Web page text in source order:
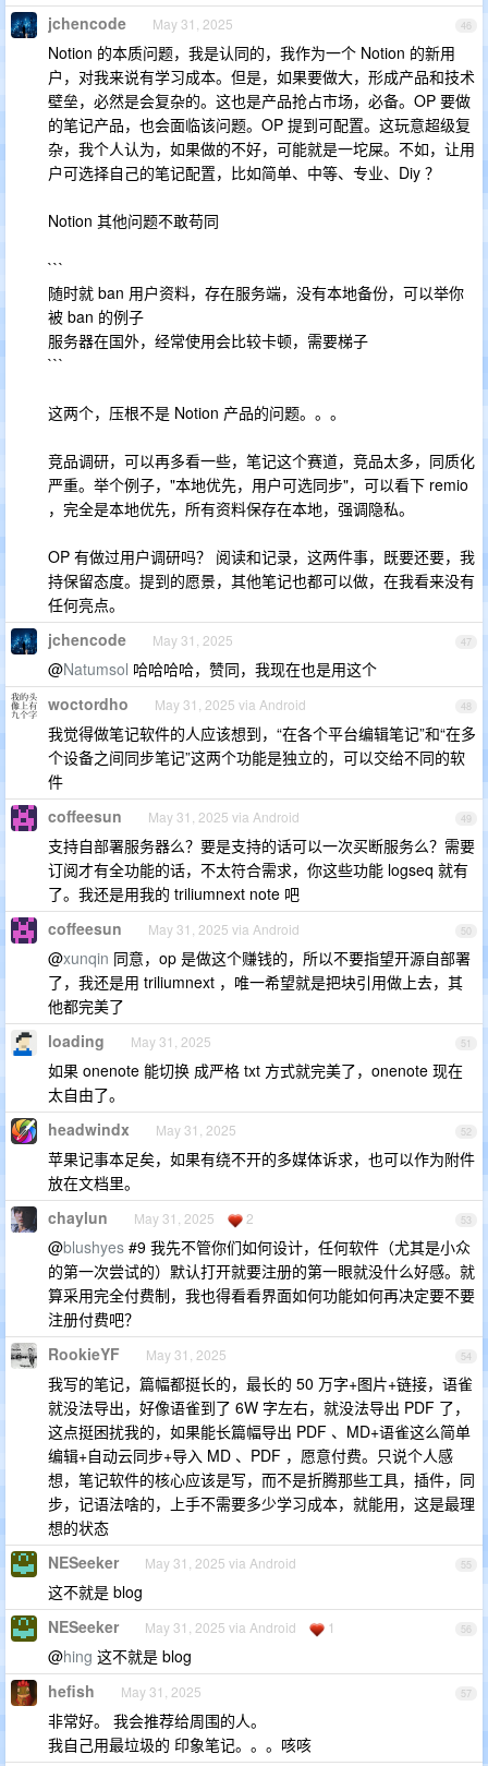
46
jchencode May 31, 2025
Notion 的本质问题，我是认同的，我作为一个 Notion 的新用
户，对我来说有学习成本。但是，如果要做大，形成产品和技术
壁垒，必然是会复杂的。这也是产品抢占市场，必备。OP 要做
的笔记产品，也会面临该问题。OP 提到可配置。这玩意超级复
杂，我个人认为，如果做的不好，可能就是一坨屎。不如，让用
户可选择自己的笔记配置，比如简单、中等、专业、Diy ？
Notion 其他问题不敢苟同
```
随时就 ban 用户资料，存在服务端，没有本地备份，可以举你
被 ban 的例子
服务器在国外，经常使用会比较卡顿，需要梯子
```
这两个，压根不是 Notion 产品的问题。。。
竞品调研，可以再多看一些，笔记这个赛道，竞品太多，同质化
严重。举个例子，"本地优先，用户可选同步"，可以看下 remio
，完全是本地优先，所有资料保存在本地，强调隐私。
OP 有做过用户调研吗？ 阅读和记录，这两件事，既要还要，我
持保留态度。提到的愿景，其他笔记也都可以做，在我看来没有
任何亮点。
47
jchencode May 31, 2025
@Natumsol 哈哈哈哈，赞同，我现在也是用这个
48
woctordho May 31, 2025 via Android
我觉得做笔记软件的人应该想到，“在各个平台编辑笔记”和“在多
个设备之间同步笔记”这两个功能是独立的，可以交给不同的软
件
49
coffeesun May 31, 2025 via Android
支持自部署服务器么？要是支持的话可以一次买断服务么？需要
订阅才有全功能的话，不太符合需求，你这些功能 logseq 就有
了。我还是用我的 triliumnext note 吧
50
coffeesun May 31, 2025 via Android
@xunqin 同意，op 是做这个赚钱的，所以不要指望开源自部署
了，我还是用 triliumnext ，唯一希望就是把块引用做上去，其
他都完美了
51
loading May 31, 2025
如果 onenote 能切换 成严格 txt 方式就完美了，onenote 现在
太自由了。
52
headwindx May 31, 2025
苹果记事本足矣，如果有绕不开的多媒体诉求，也可以作为附件
放在文档里。
53
chaylun May 31, 2025 2
@blushyes #9 我先不管你们如何设计，任何软件（尤其是小众
的第一次尝试的）默认打开就要注册的第一眼就没什么好感。就
算采用完全付费制，我也得看看界面如何功能如何再决定要不要
注册付费吧？
54
RookieYF May 31, 2025
我写的笔记，篇幅都挺长的，最长的 50 万字+图片+链接，语雀
就没法导出，好像语雀到了 6W 字左右，就没法导出 PDF 了，
这点挺困扰我的，如果能长篇幅导出 PDF 、MD+语雀这么简单
编辑+自动云同步+导入 MD 、PDF ，愿意付费。只说个人感
想，笔记软件的核心应该是写，而不是折腾那些工具，插件，同
步，记语法啥的，上手不需要多少学习成本，就能用，这是最理
想的状态
55
NESeeker May 31, 2025 via Android
这不就是 blog
56
NESeeker May 31, 2025 via Android 1
@hing 这不就是 blog
57
hefish May 31, 2025
非常好。 我会推荐给周围的人。
我自己用最垃圾的 印象笔记。。。咳咳